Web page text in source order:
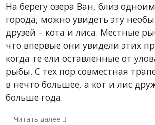
На берегу озера Ван, близ
города, можно увидеть эту
друзей – кота и лиса. Местные
что впервые они увидели этих
когда те ели оставленные от
рыбы. С тех пор совместная
в нечто большее, а кот и лис
больше года.
Читать далее